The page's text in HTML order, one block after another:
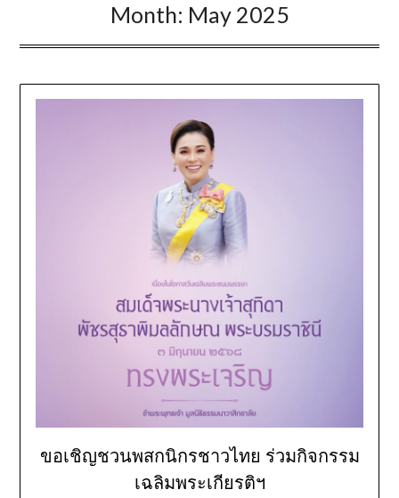
Month: May 2025
ขอเชิญชวนพสกนิกรชาวไทย ร่วมกิจกรรม
เฉลิมพระเกียรติฯ